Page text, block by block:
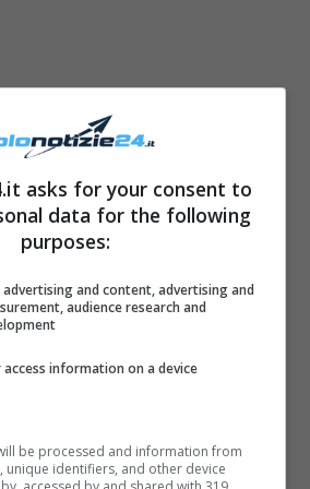
asks for your consent to
data for the following
purposes:
advertising and content, advertising and
audience research and
information on a device
be processed and information from
unique identifiers, and other device